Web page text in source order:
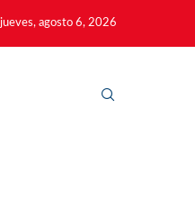
jueves, agosto 6, 2026